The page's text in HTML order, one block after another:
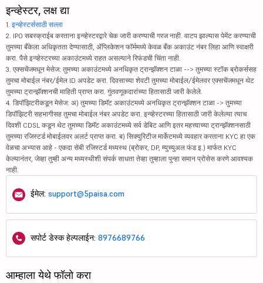
इन्व्हेस्टर, लक्ष द्या
1. इन्व्हेस्टर्ससाठी सल्ला
2. IPO सबस्क्राईब करताना इन्व्हेस्टरद्वारे चेक जारी करण्याची गरज नाही. वाटप झाल्यास पेमेंट करण्याची
तुमच्या बँकेला अधिकृतता देण्यासाठी, ॲप्लिकेशन फॉर्ममध्ये केवळ बँक अकाउंट नंबर लिहा आणि स्वाक्षरी
करा. पैसे इन्व्हेस्टरच्या अकाउंटमध्ये राहत असल्याने रिफंडची चिंता नाही.
3. एक्सचेंजमधून मेसेज: तुमच्या अकाउंटमध्ये अनधिकृत ट्रान्झॅक्शन टाळा --> तुमच्या स्टॉक ब्रोकर्ससह
तुमचा मोबाईल नंबर/ईमेल ID अपडेट करा. दिवसाच्या शेवटी तुमच्या मोबाईल/ईमेलवर एक्सचेंजमधून थेट
तुमच्या ट्रान्झॅक्शनची माहिती प्राप्त करा. गुंतवणूकदारांच्या हितासाठी जारी केलेले.
4. डिपॉझिटरीकडून मेसेज: अ) तुमच्या डिमॅट अकाउंटमध्ये अनधिकृत ट्रान्झॅक्शन टाळा -> तुमच्या
डिपॉझिटरी सहभागीसह तुमचा मोबाईल नंबर अपडेट करा. इन्व्हेस्टरच्या हितासाठी जारी केलेल्या त्याच
दिवशी CDSL कडून थेट तुमच्या डिमॅट अकाउंटमध्ये सर्व डेबिट आणि इतर महत्त्वाच्या ट्रान्झॅक्शनसाठी
तुमच्या रजिस्टर्ड मोबाईलवर अलर्ट प्राप्त करा. ब) सिक्युरिटीज मार्केटमध्ये व्यवहार करताना KYC हा एक
वेळचा अभ्यास आहे - एकदा सेबी रजिस्टर्ड मध्यस्थ (ब्रोकर, DP, म्युच्युअल फंड इ.) मार्फत KYC
केल्यानंतर, जेव्हा तुम्ही अन्य मध्यस्थीशी संपर्क साधता तेव्हा तुम्हाला पुन्हा समान प्रोसेस करणे आवश्यक
नाही.
ईमेल: support@5paisa.com
सपोर्ट डेस्क हेल्पलाईन: 8976689766
आम्हाला येथे फॉलो करा